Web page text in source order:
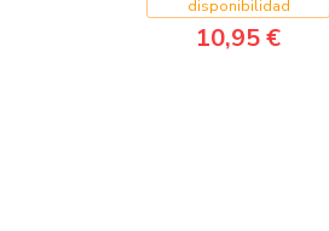
disponibilidad
10,95 €